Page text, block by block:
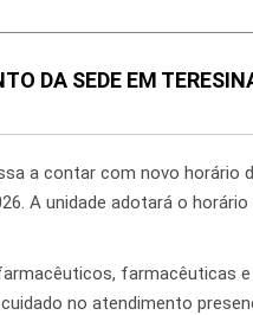
DA SEDE EM
a contar com novo
A unidade adotará o
farmacêuticas
no atendimento